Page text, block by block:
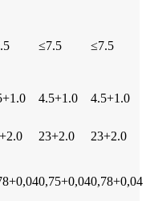
≤7.5 ≤7.5
4.5+1.0
4.5+1.0
23+2.0 23+2.0
0,75+0,040,78+0,04